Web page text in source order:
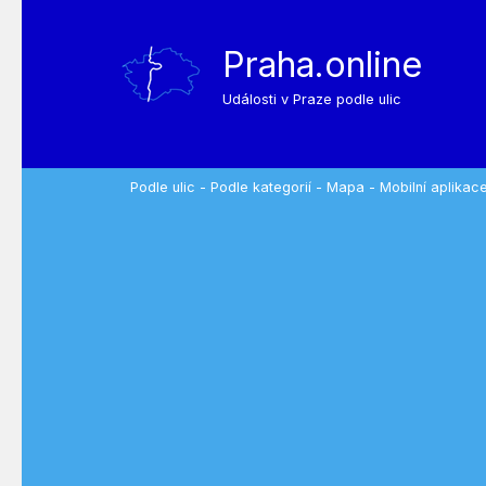
Praha.online
Události v Praze podle ulic
Podle ulic - Podle kategorií - Mapa - Mobilní